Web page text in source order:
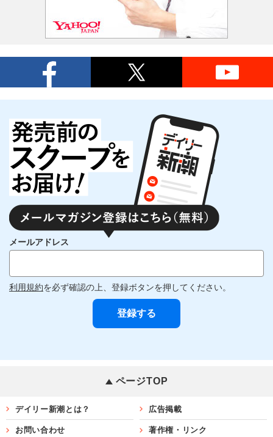
メールアドレス
利用規約を必ず確認の上、登録ボタンを押してください。
ページTOP
デイリー新潮とは？ 広告掲載
お問い合わせ 著作権・リンク